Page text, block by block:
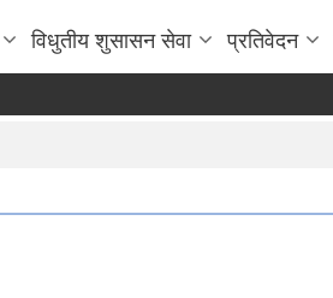
विधुतीय शुसासन सेवा प्रतिवेदन